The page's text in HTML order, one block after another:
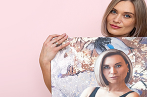
Ваш регион доставки
Выберите из списка: